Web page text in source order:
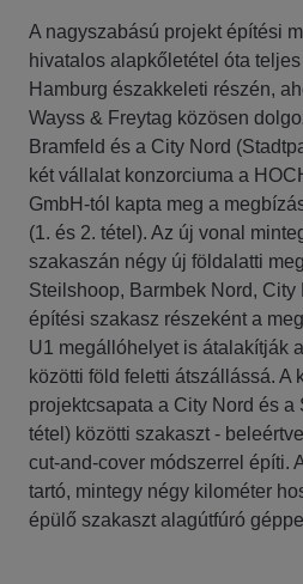
A nagyszabású projekt építési
hivatalos alapkőletétel óta
Hamburg északkeleti részén,
Wayss & Freytag közösen
Bramfeld és a City Nord
két vállalat konzorciuma a
GmbH-tól kapta meg a
(1. és 2. tétel). Az új vonal
szakaszán négy új földalatti
Steilshoop, Barmbek Nord, City
építési szakasz részeként a
U1 megállóhelyet is átalakítják
közötti föld feletti átszállássá. A
projektcsapata a City Nord és a
tétel) közötti szakaszt -
cut-and-cover módszerrel építi.
tartó, mintegy négy kilométer
épülő szakaszt alagútfúró